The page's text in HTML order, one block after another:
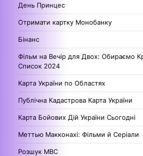
День Принцес
Отримати картку Монобанку
Бінанс
Фільм на Вечір для Двох: Обираємо
Список 2024
Карта України по Областях
Публічна Кадастрова Карта України
Карта Бойових Дій України Сьогодні
Меттью Макконахі: Фільми й Серіали
Розшук МВС